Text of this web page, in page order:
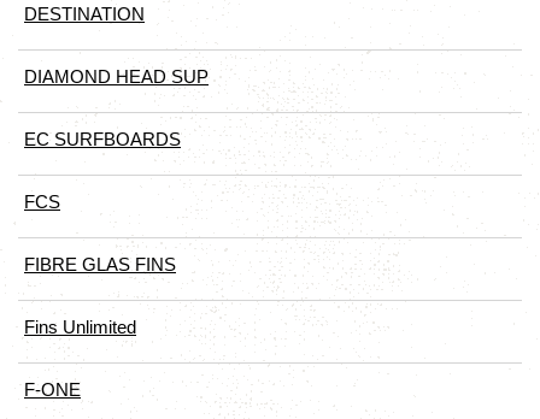
DESTINATION
DIAMOND HEAD SUP
EC SURFBOARDS
FCS
FIBRE GLAS FINS
Fins Unlimited
F-ONE